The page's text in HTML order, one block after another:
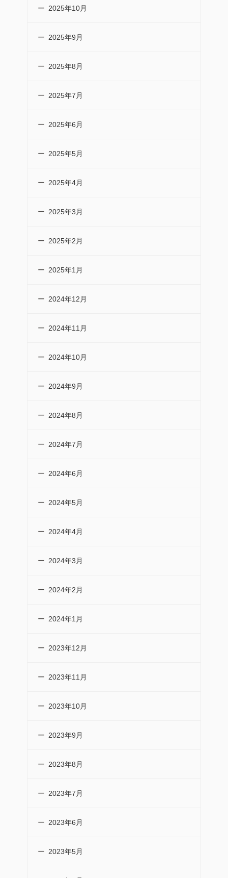
2025年10月
2025年9月
2025年8月
2025年7月
2025年6月
2025年5月
2025年4月
2025年3月
2025年2月
2025年1月
2024年12月
2024年11月
2024年10月
2024年9月
2024年8月
2024年7月
2024年6月
2024年5月
2024年4月
2024年3月
2024年2月
2024年1月
2023年12月
2023年11月
2023年10月
2023年9月
2023年8月
2023年7月
2023年6月
2023年5月